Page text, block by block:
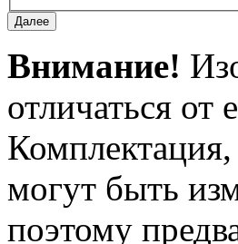
Внимание!
отличаться от
могут быть
поэтому